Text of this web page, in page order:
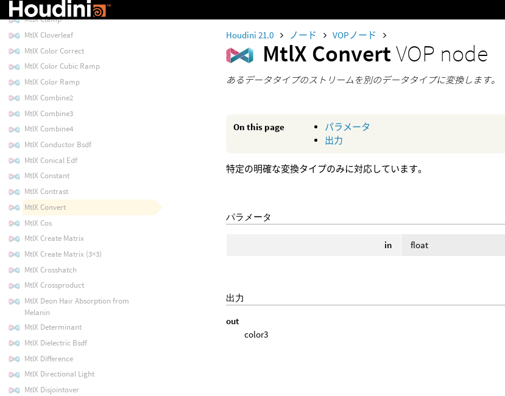
Houdini 21.0 ノード VOPノード
MtlX ConvertVOP node
あるデータタイプのストリームを別のデータタイプに変換します。
On this page
パラメータ
出力
特定の明確な変換タイプのみに対応しています。
パラメータ
in float
出力
out
color3
MtlX Circles 2D
MtlX Clamp
MtlX Cloverleaf
MtlX Color Correct
MtlX Color Cubic Ramp
MtlX Color Ramp
MtlX Combine2
MtlX Combine3
MtlX Combine4
MtlX Conductor Bsdf
MtlX Conical Edf
MtlX Constant
MtlX Contrast
MtlX Convert
MtlX Cos
MtlX Create Matrix
MtlX Create Matrix (3×3)
MtlX Crosshatch
MtlX Crossproduct
MtlX Deon Hair Absorption from
Melanin
MtlX Determinant
MtlX Dielectric Bsdf
MtlX Difference
MtlX Directional Light
MtlX Disjointover